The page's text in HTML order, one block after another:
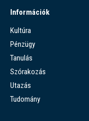
Információk
Kultúra
Pénzügy
Tanulás
Szórakozás
Utazás
Tudomány